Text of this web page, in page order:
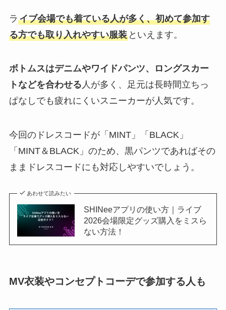
ラ イブ会場でも着ている人が多く、初めて参加す
る方でも取り入れやすい服装といえます。
ボトムスはデニムやワイドパンツ、ロングスカー
トなどを合わせる 人が多く、足元は長時間立ちっ
ぱなしでも疲れにくいスニーカーが人気です。
今回のドレスコードが「MINT」「BLACK」
「MINT＆BLACK」のため、黒パンツであればその
ままドレスコードにも対応しやすいでしょう。
あわせて読みたい
SHINeeアプリの使い方｜ライブ
2026会場限定グッズ購入をミスら
ない方法！
MV衣装やコンセプトコーデで参加する人も